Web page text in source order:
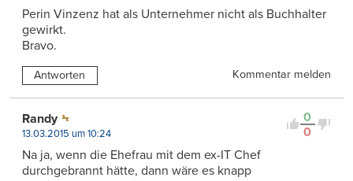
Perin Vinzenz hat als Unternehmer nicht als Buchhalter
gewirkt.
Bravo.
Antworten Kommentar melden
0
0
Randy
13.03.2015 um 10:24
Na ja, wenn die Ehefrau mit dem ex-IT Chef
durchgebrannt hätte, dann wäre es knapp